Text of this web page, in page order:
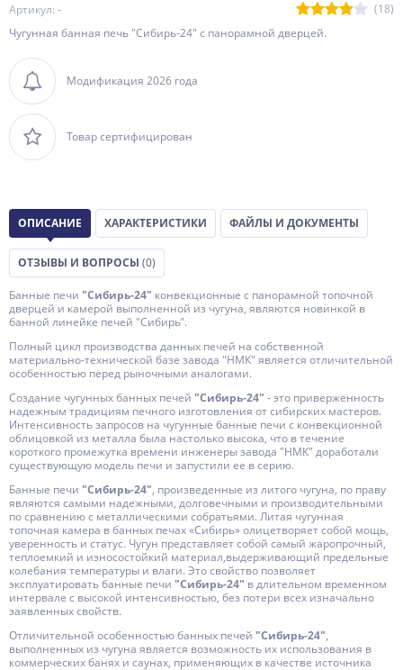
Артикул: -
(18)
Чугунная банная печь "Сибирь-24" с панорамной дверцей.
Модификация 2026 года
Товар сертифицирован
ОПИСАНИЕ ХАРАКТЕРИСТИКИ ФАЙЛЫ И ДОКУМЕНТЫ
ОТЗЫВЫ И ВОПРОСЫ (0)
Банные печи "Сибирь-24" конвекционные с панорамной топочной
дверцей и камерой выполненной из чугуна, являются новинкой в
банной линейке печей "Сибирь".
Полный цикл производства данных печей на собственной
материально-технической базе завода "НМК" является отличительной
особенностью перед рыночными аналогами.
Создание чугунных банных печей "Сибирь-24" - это приверженность
надежным традициям печного изготовления от сибирских мастеров.
Интенсивность запросов на чугунные банные печи с конвекционной
облицовкой из металла была настолько высока, что в течение
короткого промежутка времени инженеры завода "НМК" доработали
существующую модель печи и запустили ее в серию.
Банные печи "Сибирь-24", произведенные из литого чугуна, по праву
являются самыми надежными, долговечными и производительными
по сравнению с металлическими собратьями. Литая чугунная
топочная камера в банных печах «Сибирь» олицетворяет собой мощь,
уверенность и статус. Чугун представляет собой самый жаропрочный,
теплоемкий и износостойкий материал,выдерживающий предельные
колебания температуры и влаги. Это свойство позволяет
эксплуатировать банные печи "Сибирь-24" в длительном временном
интервале с высокой интенсивностью, без потери всех изначально
заявленных свойств.
Отличительной особенностью банных печей "Сибирь-24",
выполненных из чугуна является возможность их использования в
коммерческих банях и саунах, применяющих в качестве источника